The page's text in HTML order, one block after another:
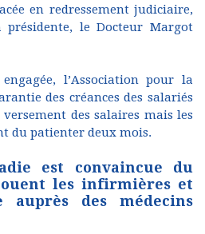
en redressement judiciaire,
le Docteur Margot
l’Association pour la
des créances des salariés
des salaires mais les
du patienter deux mois.
est convaincue du
les infirmières et
auprès des médecins